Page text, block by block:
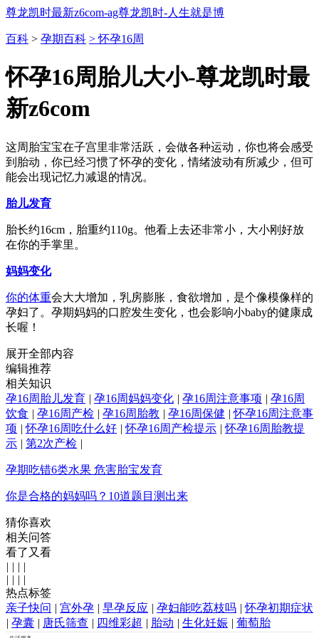
尊龙凯时最新z6com-ag尊龙凯时-人生就是博
百科 > 孕期百科 > 怀孕16周
怀孕16周胎儿大小-尊龙凯时最
新z6com
这周胎宝宝在子宫里非常活跃，会做各种运动，你也将会感受
到胎动，你已经习惯了怀孕的变化，情绪波动有所减少，但可
能会出现记忆力减退的情况。
胎儿发育
胎长约16cm，胎重约110g。他看上去还非常小，大小刚好放
在你的手掌里。
妈妈变化
你的体重会大大增加，乳房膨胀，食欲增加，是个像模像样的
孕妇了。孕期妈妈的口腔发生变化，也会影响小baby的健康成
长喔！
展开全部内容
编辑推荐
相关知识
孕16周胎儿发育 | 孕16周妈妈变化 | 孕16周注意事项 | 孕16周
饮食 | 孕16周产检 | 孕16周胎教 | 孕16周保健 | 怀孕16周注意事
项 | 怀孕16周吃什么好 | 怀孕16周产检提示 | 怀孕16周胎教提
示 | 第2次产检 |
孕期吃错6类水果 危害胎宝发育
你是合格的妈妈吗？10道题目测出来
猜你喜欢
相关问答
看了又看
| | | |
| | | |
热点标签
亲子快问 | 宫外孕 | 早孕反应 | 孕妇能吃荔枝吗 | 怀孕初期症状
| 孕囊 | 唐氏筛查 | 四维彩超 | 胎动 | 生化妊娠 | 葡萄胎